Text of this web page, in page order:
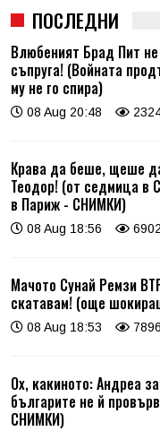
ПОСЛЕДНИ
Влюбеният Брад Пит
съпруга! (Войната
му не го спира)
08 Aug 20:48
Крава да беше, щеше
Теодор! (от седмица в
в Париж - СНИМКИ)
08 Aug 18:56 6902
Мачото Сунай Ремзи
скатавам! (още
08 Aug 18:53 7896
Ох, какиното: Андреа
българите не й
СНИМКИ)